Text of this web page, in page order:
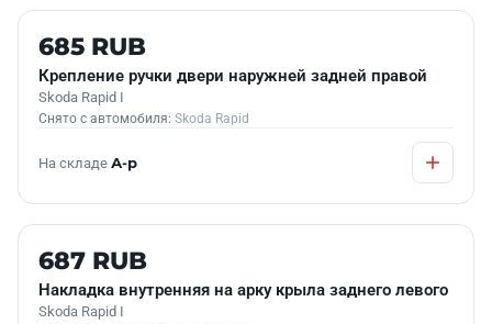
Б/У В НАЛИЧИИ
685 RUB
Крепление ручки двери наружней задней правой
Skoda Rapid I
Снято с автомобиля: Skoda Rapid
На складе А-р
Б/У В НАЛИЧИИ
687 RUB
Накладка внутренняя на арку крыла заднего левого
Skoda Rapid I